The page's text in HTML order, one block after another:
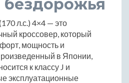
бездорожья
л.с.) 4×4 — это
кроссовер, который
мощность и
в Японии,
к классу J и
эксплуатационные